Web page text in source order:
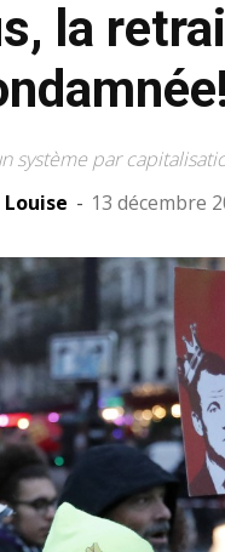
la
système par
- 13 décembre